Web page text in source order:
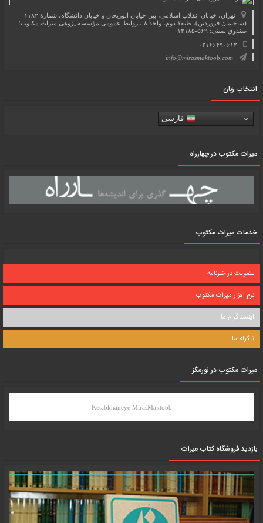
تهران، خیابان انقلاب اسلامی، بین خیابان ابوریحان و خیابان دانشگاه، شمارۀ ۱۱۸۲
(ساختمان فروردین)، طبقۀ دوم، واحد ۸ ، روابط عمومی مؤسسه پژوهی میراث مکتوب؛
صندوق پستی: ۵۶۹-۱۳۱۸۵
۰۲۱۶۶۴۹۰۶۱۲
info@mirasmaktoob.com
انتخاب زبان
فارسی
میرات مکتوب در چهارراه
خدمات میراث مکتوب
عضویت در خبرنامه
نرم افزار میراث مکتوب
اینستاگرام ما
تلگرام ما
میرات مکتوب در نورمگز
Ketabkhaneye MirasMaktoob
بازدید فروشگاه کتاب میراث